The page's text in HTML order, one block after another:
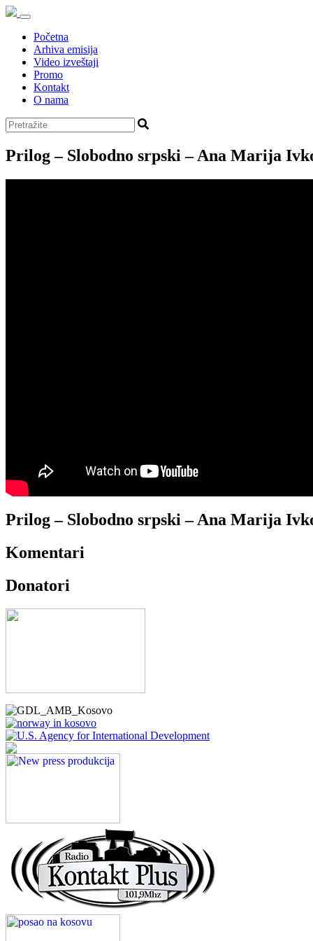
Početna
Arhiva emisija
Video izveštaji
Promo
Kontakt
O nama
Prilog – Slobodno srpski – Ana Marija
Prilog – Slobodno srpski – Ana Marija
Komentari
Donatori